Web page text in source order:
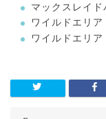
マックスレイド
ワイルドエリ
ワイルドエリ